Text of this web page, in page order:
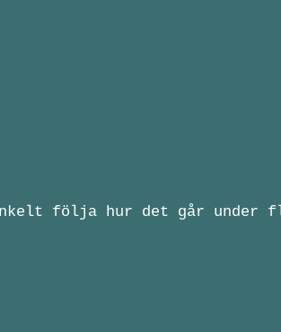
följa hur det går under